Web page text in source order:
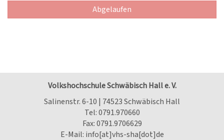
Abgelaufen
Volkshochschule Schwäbisch Hall e. V.
Salinenstr. 6-10 | 74523 Schwäbisch Hall
Tel:0791.970660
Fax: 0791.9706629
E-Mail: info[at]vhs-sha[dot]de